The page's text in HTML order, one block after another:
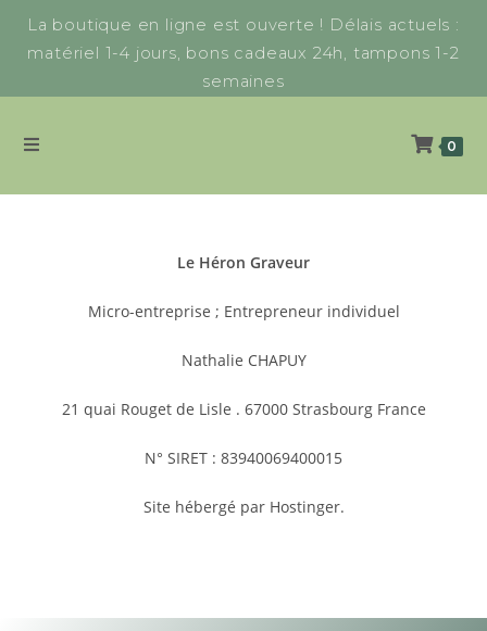
La boutique en ligne est ouverte ! Délais actuels :
matériel 1-4 jours, bons cadeaux 24h, tampons 1-2
semaines
0
Le Héron Graveur
Micro-entreprise ; Entrepreneur individuel
Nathalie CHAPUY
21 quai Rouget de Lisle . 67000 Strasbourg France
N° SIRET : 83940069400015
Site hébergé par Hostinger.